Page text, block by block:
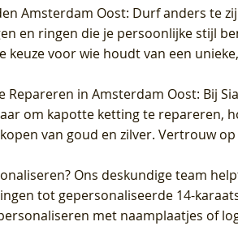
Amsterdam Oost: Durf anders te
en ringen die je persoonlijke stijl
keuze voor wie houdt van een
Repareren in Amsterdam Oost: Bij
om kapotte ketting te repareren,
van goud en zilver. Vertrouw
? Ons deskundige team
tot gepersonaliseerde 14-
met naamplaatjes of